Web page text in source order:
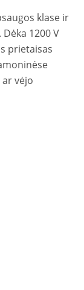
klase ir
1200 V
prietaisas
vėjo